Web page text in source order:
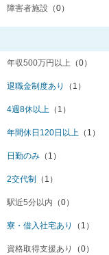
障害者施設 （0）
年収500万円以上 （0）
退職金制度あり （1）
4週8休以上 （1）
年間休日120日以上 （1）
日勤のみ （1）
2交代制 （1）
駅近5分以内 （0）
寮・借入社宅あり （1）
資格取得支援あり （0）